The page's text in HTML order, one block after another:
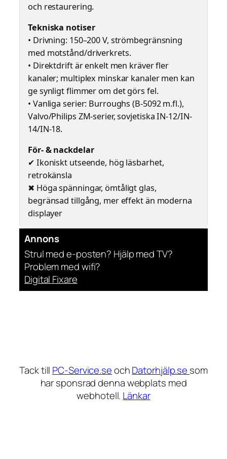
och restaurering.
Tekniska notiser
• Drivning: 150–200 V, strömbegränsning
med motstånd/driverkrets.
• Direktdrift är enkelt men kräver fler
kanaler; multiplex minskar kanaler men kan
ge synligt flimmer om det görs fel.
• Vanliga serier: Burroughs (B-5092 m.fl.),
Valvo/Philips ZM-serier, sovjetiska IN-12/IN-
14/IN-18.
För- & nackdelar
✔ Ikoniskt utseende, hög läsbarhet,
retrokänsla
✖ Höga spänningar, ömtåligt glas,
begränsad tillgång, mer effekt än moderna
displayer
Annons
Strul med e-posten? Hjälp med TV?
Problem med wifi?
Digital Fixare
Tack till PC-Service.seochDatorhjälp.se som
har sponsrad denna webplats med
webhotell. Länkar